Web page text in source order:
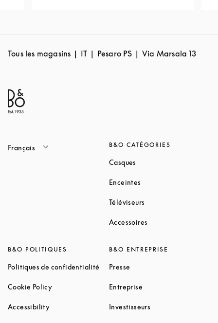
Tous les magasins IT Pesaro PS Via Marsala 13
Français B&O CATÉGORIES
Casques
Enceintes
Téléviseurs
Accessoires
B&O POLITIQUES
Politiques de confidentialité Link Opens in New Tab
Cookie PolicyLink Opens in New Tab
AccessibilityLink Opens in New Tab
B&O ENTREPRISE
Presse
Entreprise
Investisseurs